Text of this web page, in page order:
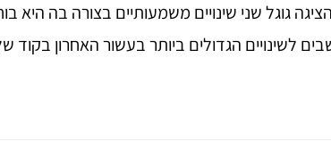
גוגל שני שינויים משמעותיים בצורה בה היא
לשינויים הגדולים ביותר בעשור האחרון בקוד